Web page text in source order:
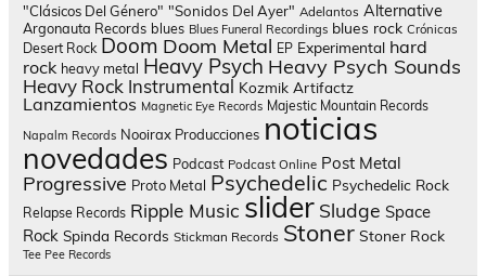
"Clásicos Del Género" "Sonidos Del Ayer" Adelantos Alternative
Argonauta Records blues Blues Funeral Recordings blues rock Crónicas
Desert Rock Doom Doom Metal EP Experimental hard
rock heavy metal Heavy Psych Heavy Psych Sounds
Heavy Rock Instrumental Kozmik Artifactz
Lanzamientos Magnetic Eye Records Majestic Mountain Records
Napalm Records Nooirax Producciones noticias
novedades Podcast Podcast Online Post Metal
Progressive Proto Metal Psychedelic Psychedelic Rock
Relapse Records Ripple Music slider Sludge Space
Rock Spinda Records Stickman Records Stoner Stoner Rock
Tee Pee Records